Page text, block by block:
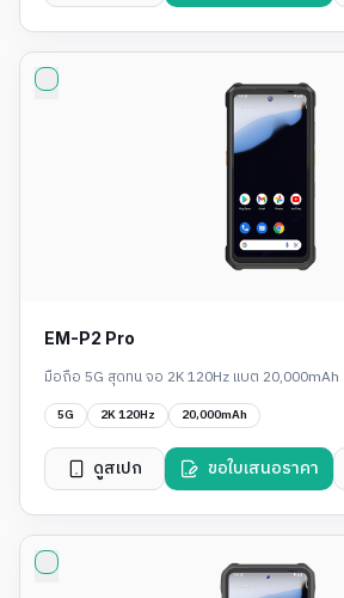
EM-P2 Pro
มือถือ 5G สุดทน จอ 2K 120Hz แบต 20,000mAh
5G 2K 120Hz 20,000mAh
ดูสเปก ขอใบเสนอราคา